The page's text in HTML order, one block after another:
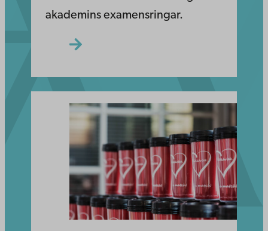
akademins examensringar.